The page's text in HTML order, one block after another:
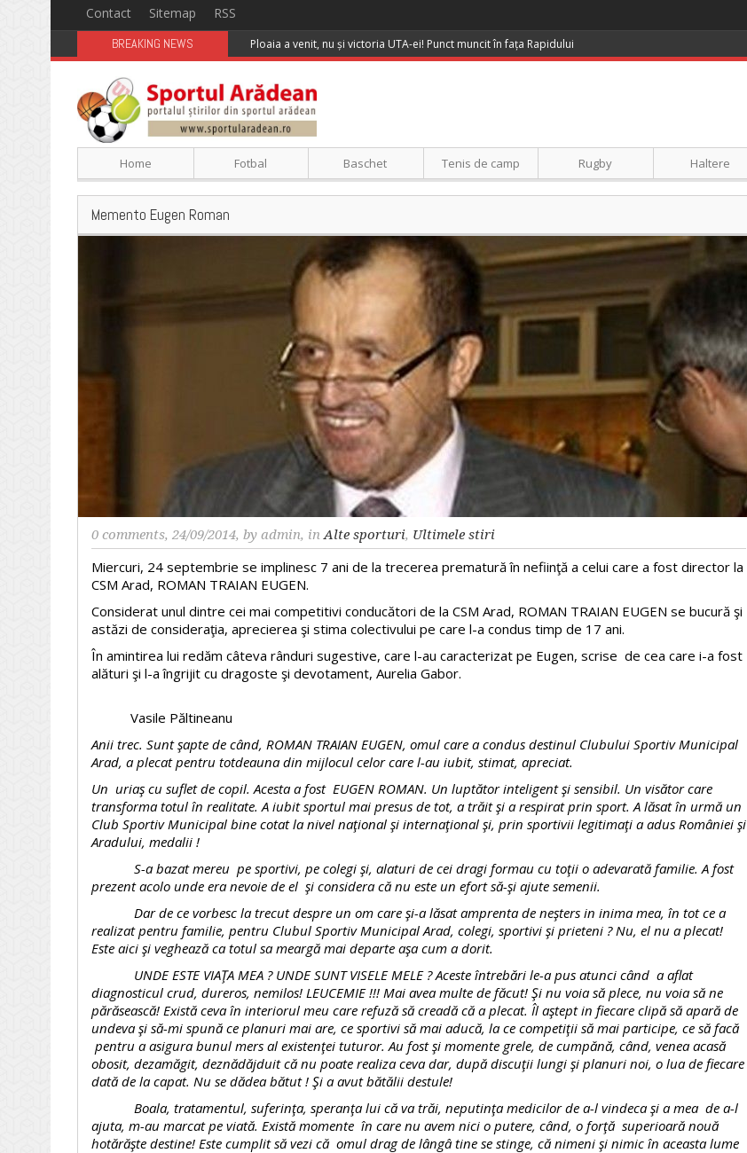
Contact Sitemap RSS
BREAKING NEWS Ploaia a venit, nu și victoria UTA-ei! Punct muncit în fața Rapidului
Home Fotbal Baschet Tenis de camp Rugby Haltere
Memento Eugen Roman
0 comments, 24/09/2014, by admin, inAlte sporturi, Ultimele stiri
Miercuri, 24 septembrie se implinesc 7 ani de la trecerea prematură în nefiinţă a celui care a fost director la
CSM Arad, ROMAN TRAIAN EUGEN.
Considerat unul dintre cei mai competitivi conducători de la CSM Arad, ROMAN TRAIAN EUGEN se bucură şi
astăzi de consideraţia, aprecierea şi stima colectivului pe care l-a condus timp de 17 ani.
În amintirea lui redăm câteva rânduri sugestive, care l-au caracterizat pe Eugen, scrise de cea care i-a fost
alături şi l-a îngrijit cu dragoste şi devotament, Aurelia Gabor.
Vasile Păltineanu
Anii trec. Sunt şapte de când, ROMAN TRAIAN EUGEN, omul care a condus destinul Clubului Sportiv Municipal
Arad, a plecat pentru totdeauna din mijlocul celor care l-au iubit, stimat, apreciat.
Un uriaş cu suflet de copil. Acesta a fost EUGEN ROMAN. Un luptător inteligent şi sensibil. Un visător care
transforma totul în realitate. A iubit sportul mai presus de tot, a trăit şi a respirat prin sport. A lăsat în urmă un
Club Sportiv Municipal bine cotat la nivel naţional şi internaţional şi, prin sportivii legitimaţi a adus României şi
Aradului, medalii !
S-a bazat mereu pe sportivi, pe colegi şi, alaturi de cei dragi formau cu toţii o adevarată familie. A fost
prezent acolo unde era nevoie de el şi considera că nu este un efort să-şi ajute semenii.
Dar de ce vorbesc la trecut despre un om care şi-a lăsat amprenta de neşters in inima mea, în tot ce a
realizat pentru familie, pentru Clubul Sportiv Municipal Arad, colegi, sportivi şi prieteni ? Nu, el nu a plecat!
Este aici şi veghează ca totul sa meargă mai departe aşa cum a dorit.
UNDE ESTE VIAŢA MEA ? UNDE SUNT VISELE MELE ? Aceste întrebări le-a pus atunci când a aflat
diagnosticul crud, dureros, nemilos! LEUCEMIE !!! Mai avea multe de făcut! Şi nu voia să plece, nu voia să ne
părăsească! Există ceva în interiorul meu care refuză să creadă că a plecat. Îl aştept in fiecare clipă să apară de
undeva şi să-mi spună ce planuri mai are, ce sportivi să mai aducă, la ce competiţii să mai participe, ce să facă
pentru a asigura bunul mers al existenţei tuturor. Au fost şi momente grele, de cumpănă, când, venea acasă
obosit, dezamăgit, deznădăjduit că nu poate realiza ceva dar, după discuţii lungi şi planuri noi, o lua de fiecare
dată de la capat. Nu se dădea bătut ! Şi a avut bătălii destule!
Boala, tratamentul, suferinţa, speranţa lui că va trăi, neputinţa medicilor de a-l vindeca şi a mea de a-l
ajuta, m-au marcat pe viată. Există momente în care nu avem nici o putere, când, o forţă superioară nouă
hotărăşte destine! Este cumplit să vezi că omul drag de lângâ tine se stinge, că nimeni şi nimic în aceasta lume